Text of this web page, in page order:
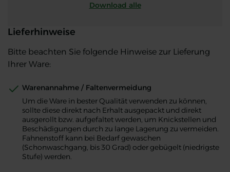
Download alle
Lieferhinweise
Bitte beachten Sie folgende Hinweise zur Lieferung
Ihrer Ware:
Warenannahme / Faltenvermeidung
Um die Ware in bester Qualität verwenden zu können,
sollte diese direkt nach Erhalt ausgepackt und direkt
ausgerollt bzw. aufgefaltet werden, um Knickstellen und
Beschädigungen durch zu lange Lagerung zu vermeiden.
Fahnenstoff kann bei Bedarf gewaschen
(Schonwaschgang, bis 30 Grad) oder gebügelt (niedrigste
Stufe) werden.